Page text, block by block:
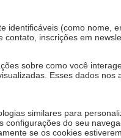
identificáveis (como nome,
inscrições em
sobre como você
Esses dados
similares para
configurações do seu
se os cookies